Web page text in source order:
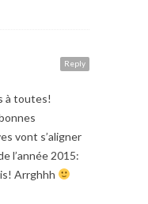
Reply
à toutes!
vont s’aligner
l’année 2015:
Arrghhh